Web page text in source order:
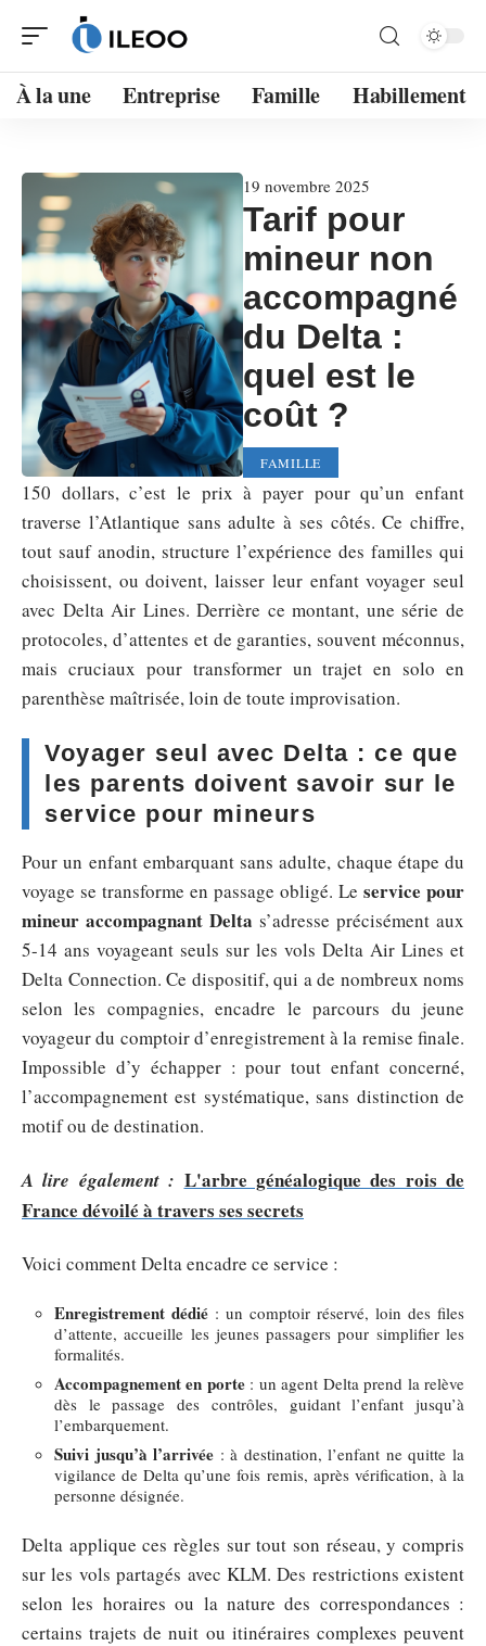
À la une Entreprise Famille Habillement
19 novembre 2025
Tarif pour
mineur non
accompagné
du Delta :
quel est le
coût ?
FAMILLE
150 dollars, c’est le prix à payer pour qu’un enfant
traverse l’Atlantique sans adulte à ses côtés. Ce chiffre,
tout sauf anodin, structure l’expérience des familles qui
choisissent, ou doivent, laisser leur enfant voyager seul
avec Delta Air Lines. Derrière ce montant, une série de
protocoles, d’attentes et de garanties, souvent méconnus,
mais cruciaux pour transformer un trajet en solo en
parenthèse maîtrisée, loin de toute improvisation.
Voyager seul avec Delta : ce que
les parents doivent savoir sur le
service pour mineurs
Pour un enfant embarquant sans adulte, chaque étape du
voyage se transforme en passage obligé. Le service pour
mineur accompagnant Delta s’adresse précisément aux
5-14 ans voyageant seuls sur les vols Delta Air Lines et
Delta Connection. Ce dispositif, qui a de nombreux noms
selon les compagnies, encadre le parcours du jeune
voyageur du comptoir d’enregistrement à la remise finale.
Impossible d’y échapper : pour tout enfant concerné,
l’accompagnement est systématique, sans distinction de
motif ou de destination.
A lire également : L'arbre généalogique des rois de
France dévoilé à travers ses secrets
Voici comment Delta encadre ce service :
Enregistrement dédié : un comptoir réservé, loin des files
d’attente, accueille les jeunes passagers pour simplifier les
formalités.
Accompagnement en porte: un agent Delta prend la relève
dès le passage des contrôles, guidant l’enfant jusqu’à
l’embarquement.
Suivi jusqu’à l’arrivée : à destination, l’enfant ne quitte la
vigilance de Delta qu’une fois remis, après vérification, à la
personne désignée.
Delta applique ces règles sur tout son réseau, y compris
sur les vols partagés avec KLM. Des restrictions existent
selon les horaires ou la nature des correspondances :
certains trajets de nuit ou itinéraires complexes peuvent